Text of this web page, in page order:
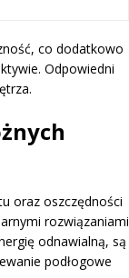
co dodatkowo
Odpowiedni
oraz oszczędności
rozwiązaniami
odnawialną, są
podłogowe